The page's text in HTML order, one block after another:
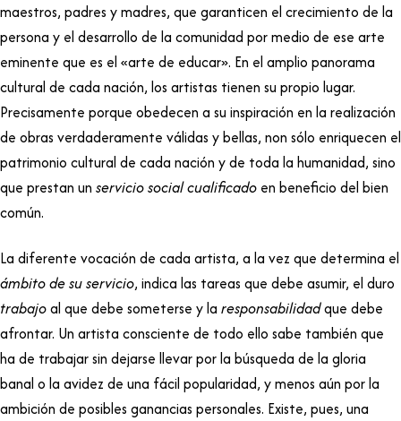
maestros, padres y madres, que garanticen el crecimiento de la
persona y el desarrollo de la comunidad por medio de ese arte
eminente que es el «arte de educar». En el amplio panorama
cultural de cada nación, los artistas tienen su propio lugar.
Precisamente porque obedecen a su inspiración en la realización
de obras verdaderamente válidas y bellas, non sólo enriquecen el
patrimonio cultural de cada nación y de toda la humanidad, sino
que prestan un servicio social cualificado en beneficio del bien
común.
La diferente vocación de cada artista, a la vez que determina el
ámbito de su servicio, indica las tareas que debe asumir, el duro
trabajoal que debe someterse y la responsabilidadque debe
afrontar. Un artista consciente de todo ello sabe también que
ha de trabajar sin dejarse llevar por la búsqueda de la gloria
banal o la avidez de una fácil popularidad, y menos aún por la
ambición de posibles ganancias personales. Existe, pues, una